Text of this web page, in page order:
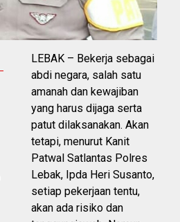
LEBAK – Bekerja sebagai
abdi negara, salah satu
amanah dan kewajiban
yang harus dijaga serta
patut dilaksanakan. Akan
tetapi, menurut Kanit
Patwal Satlantas Polres
Lebak, Ipda Heri Susanto,
setiap pekerjaan tentu,
akan ada risiko dan